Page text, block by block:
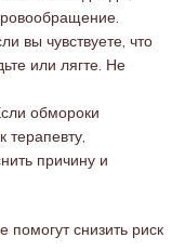
вы чувствуете, что
или лягте. Не
обмороки
терапевту,
причину и
помогут снизить риск